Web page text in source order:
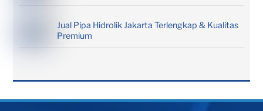
Jual Pipa Hidrolik Jakarta Terlengkap & Kualitas
Premium